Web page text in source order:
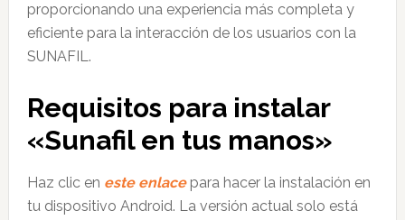
proporcionando una experiencia más completa y
eficiente para la interacción de los usuarios con la
SUNAFIL.
Requisitos para instalar
«Sunafil en tus manos»
Haz clic en este enlace para hacer la instalación en
tu dispositivo Android. La versión actual solo está